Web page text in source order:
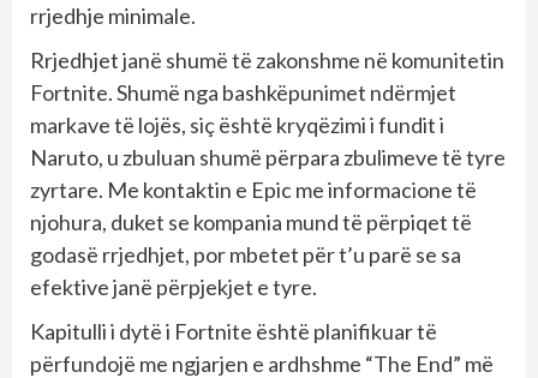
rrjedhje minimale.
Rrjedhjet janë shumë të zakonshme në komunitetin
Fortnite. Shumë nga bashkëpunimet ndërmjet
markave të lojës, siç është kryqëzimi i fundit i
Naruto, u zbuluan shumë përpara zbulimeve të tyre
zyrtare. Me kontaktin e Epic me informacione të
njohura, duket se kompania mund të përpiqet të
godasë rrjedhjet, por mbetet për t’u parë se sa
efektive janë përpjekjet e tyre.
Kapitulli i dytë i Fortnite është planifikuar të
përfundojë me ngjarjen e ardhshme “The End” më